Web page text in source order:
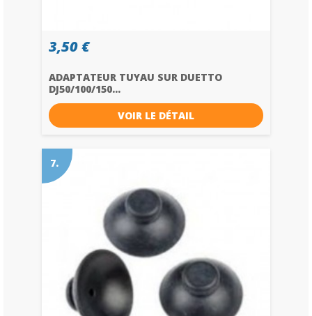
3,50 €
ADAPTATEUR TUYAU SUR DUETTO
DJ50/100/150...
VOIR LE DÉTAIL
7.